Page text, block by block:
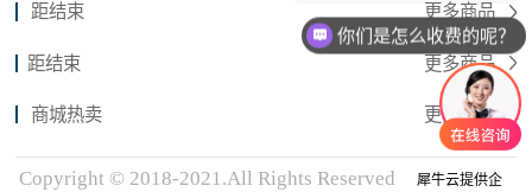
距结束 更多商品
距结束 更多商品
商城热卖 更多商品
Copyright © 2018-2021.All Rights Reserved
犀牛云提供企
你们是怎么收费的呢？